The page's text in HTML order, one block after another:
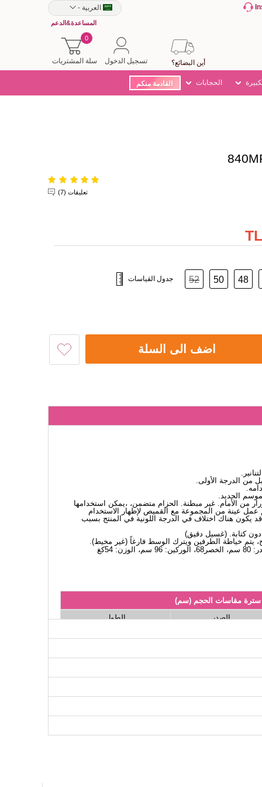
العربية -
المساعدة&الدعم
سلة المشتريات
0
تسجيل الدخول أين البضائع؟
الحجابات القادمة منكم
تعليقات (7)
48
50
52 جدول القياسات
اضف الى السلة
من الدرجة الأولى.
الجديد.
من الأمام. غير مبطنة. الحزام متضمن، ،يمكن استخدامها
عينة من المجموعة مع القميص لإظهار الاستخدام
يكون هناك اختلاف في الدرجة اللونية في المنتج بسبب
يتم خياطة الطرفين ويترك الوسط فارغاً (غير مخيط).
سترة مقاسات الحجم (سم)
الصدر
الطول
112
56